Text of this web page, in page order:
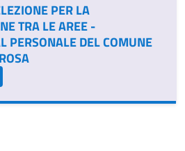
PER LA
TRA LE AREE -
PERSONALE DEL COMUNE